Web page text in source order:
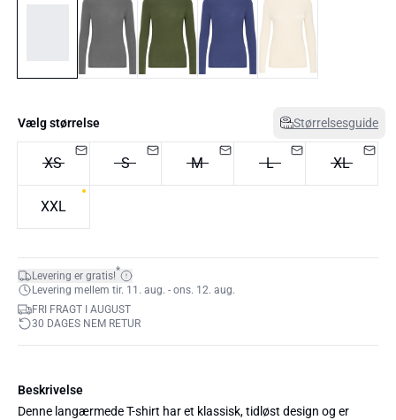
Vælg størrelse Størrelsesguide
XS S M L XL
XXL
Levering er gratis!*
Levering mellem tir. 11. aug. - ons. 12. aug.
FRI FRAGT I AUGUST
30 DAGES NEM RETUR
Beskrivelse
Denne langærmede T-shirt har et klassisk, tidløst design og er